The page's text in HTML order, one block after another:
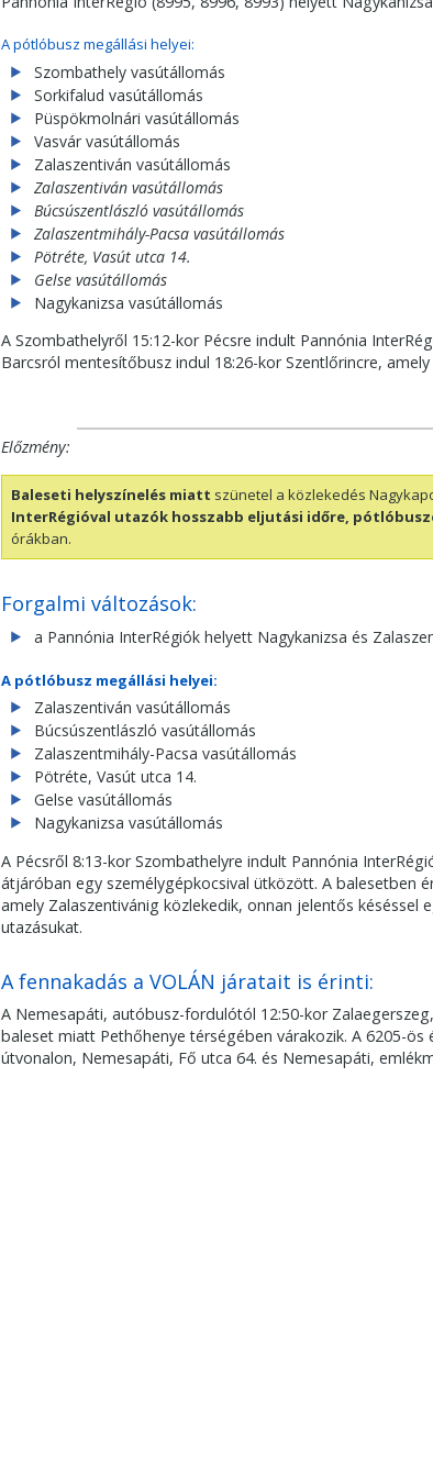
A pótlóbusz megállási helyei:
Szombathely vasútállomás
Sorkifalud vasútállomás
Püspökmolnári vasútállomás
Vasvár vasútállomás
Zalaszentiván vasútállomás
Zalaszentiván vasútállomás
Búcsúszentlászló vasútállomás
Zalaszentmihály-Pacsa vasútállomás
Pötréte, Vasút utca 14.
Gelse vasútállomás
Nagykanizsa vasútállomás
A Szombathelyről 15:12-kor Pécsre indult Pannónia
Barcsról mentesítőbusz indul 18:26-kor Szentlőrincre,
Előzmény:
Baleseti helyszínelés miatt szünetel a közlekedés
InterRégióval utazók hosszabb eljutási időre,
órákban.
Forgalmi változások:
a Pannónia InterRégiók helyett Nagykanizsa és
A pótlóbusz megállási helyei:
Zalaszentiván vasútállomás
Búcsúszentlászló vasútállomás
Zalaszentmihály-Pacsa vasútállomás
Pötréte, Vasút utca 14.
Gelse vasútállomás
Nagykanizsa vasútállomás
A Pécsről 8:13-kor Szombathelyre indult Pannónia
átjáróban egy személygépkocsival ütközött. A balesetben
amely Zalaszentivánig közlekedik, onnan jelentős késéssel
utazásukat.
A fennakadás a VOLÁN járatait is érinti:
A Nemesapáti, autóbusz-fordulótól 12:50-kor
baleset miatt Pethőhenye térségében várakozik. A 6205-
útvonalon, Nemesapáti, Fő utca 64. és Nemesapáti,